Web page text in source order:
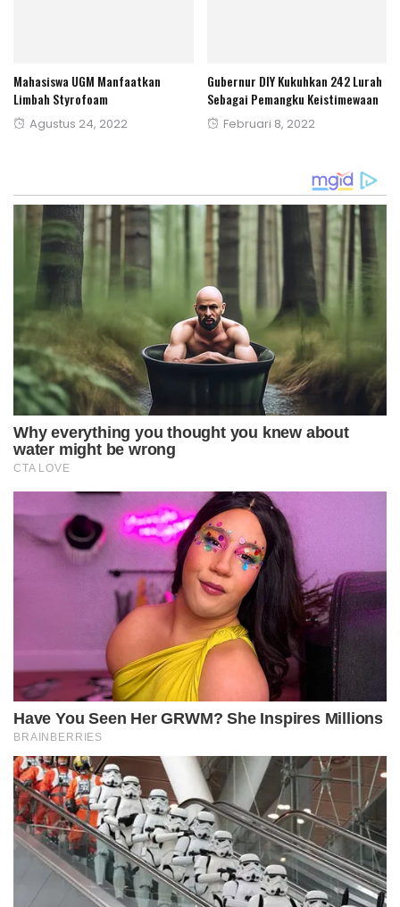
Mahasiswa UGM Manfaatkan
Limbah Styrofoam
Posted
Agustus 24, 2022
Gubernur DIY Kukuhkan 242 Lurah
Sebagai Pemangku Keistimewaan
Posted
Februari 8, 2022